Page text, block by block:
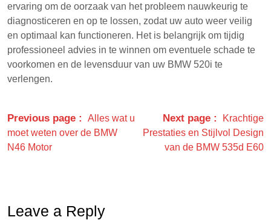
ervaring om de oorzaak van het probleem nauwkeurig te
diagnosticeren en op te lossen, zodat uw auto weer veilig
en optimaal kan functioneren. Het is belangrijk om tijdig
professioneel advies in te winnen om eventuele schade te
voorkomen en de levensduur van uw BMW 520i te
verlengen.
Previous page
Alles wat u
moet weten over de BMW
N46 Motor
Next page
Krachtige
Prestaties en Stijlvol Design
van de BMW 535d E60
Leave a Reply